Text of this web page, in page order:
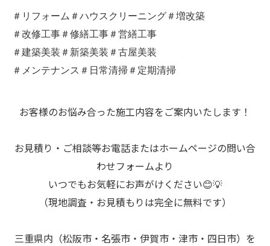
＃リフォーム＃ハウスクリーニング＃増改築
＃改修工事＃修繕工事＃営繕工事
＃建築美装＃新築美装＃古屋美装
＃メンテナンス＃日常清掃＃定期清掃
お客様のお悩み合った施工内容をご案内いたします！
お見積り・ご相談等お電話またはホームページの問い合
わせフォームより
いつでもお気軽にお声がけください😊💡
（現地調査・お見積もりは完全に無料です）
三重県内（松阪市・名張市・伊賀市・津市・四日市）を